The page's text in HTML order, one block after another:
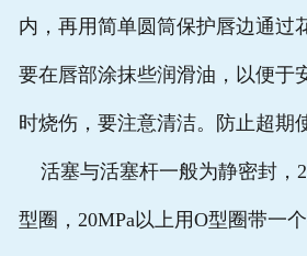
内，再用简单圆筒保护唇边通过
要在唇部涂抹些润滑油，以便于
时烧伤，要注意清洁。防止超期
活塞与活塞杆一般为静密封，
型圈，20MPa以上用O型圈带一